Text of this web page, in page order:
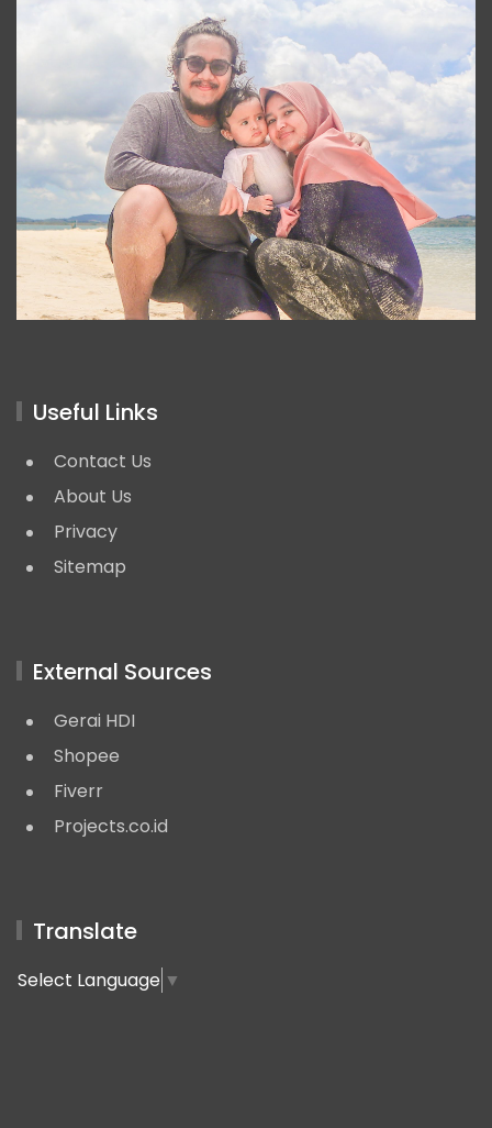
Useful Links
Contact Us
About Us
Privacy
Sitemap
External Sources
Gerai HDI
Shopee
Fiverr
Projects.co.id
Translate
Select Language ▼